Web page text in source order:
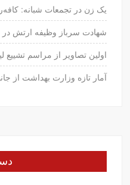
یک زن در تجمعات شبانه:
شهادت سرباز وظیفه ارتش در
اولین تصاویر از مراسم تشییع
آمار تازه وزارت بهداشت از